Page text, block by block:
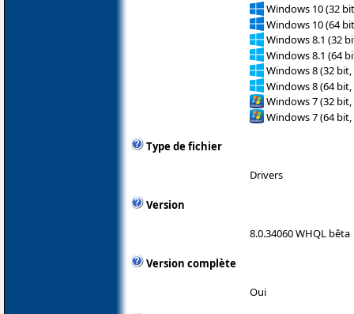
Windows 10 (32
Windows 10 (64
Windows 8.1 (32
Windows 8.1 (64
Windows 8 (32 bit,
Windows 8 (64 bit,
Windows 7 (32 bit,
Windows 7 (64 bit,
Type de fichier
Drivers
Version
8.0.34060 WHQL bêta
Version complète
Oui